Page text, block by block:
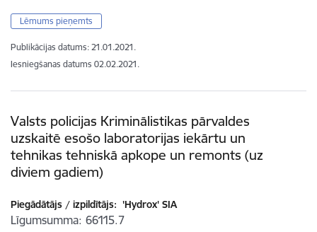
Lēmums pieņemts
Publikācijas datums: 21.01.2021.
Iesniegšanas datums 02.02.2021.
Valsts policijas Kriminālistikas pārvaldes
uzskaitē esošo laboratorijas iekārtu un
tehnikas tehniskā apkope un remonts (uz
diviem gadiem)
Piegādātājs / izpildītājs: 'Hydrox' SIA
Līgumsumma 66115.7